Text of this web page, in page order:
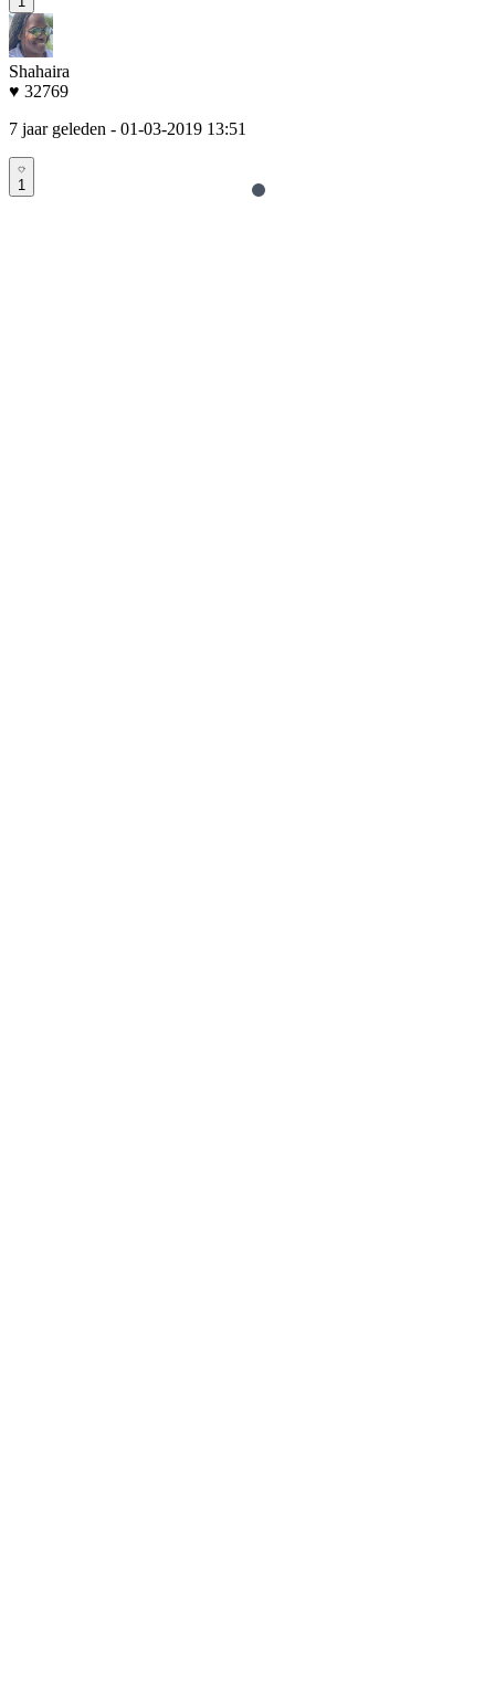
Shahaira
♥ 32769
7 jaar geleden - 01-03-2019 13:51
1